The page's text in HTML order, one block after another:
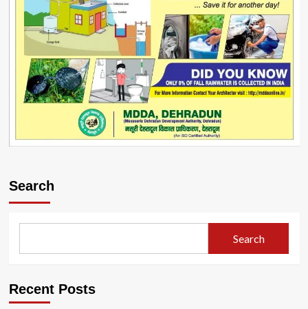
Search
Search
Recent Posts